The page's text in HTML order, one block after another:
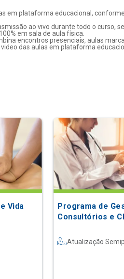
em plataforma educacional,
ao vivo durante todo o curso,
em sala de aula física.
encontros presenciais, aulas
das aulas em plataforma
Vida
Programa de
Consultórios e
Atualização